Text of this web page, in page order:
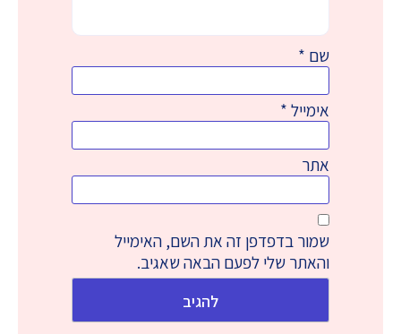
שם*
אימייל*
אתר
שמור בדפדפן זה את השם, האימייל
והאתר שלי לפעם הבאה שאגיב.